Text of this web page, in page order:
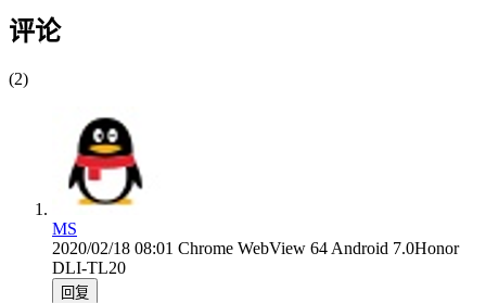
评论
(2)
MS
2020/02/18 08:01 Chrome WebView 64 Android 7.0Honor
DLI-TL20
回复